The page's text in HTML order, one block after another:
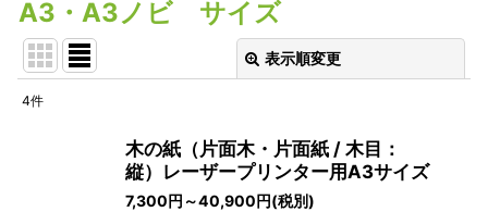
A3・A3ノビ サイズ
表示順変更
4件
木の紙（片面木・片面紙 / 木目：
縦）レーザープリンター用A3サイズ
7,300円 ～40,900円(税別)